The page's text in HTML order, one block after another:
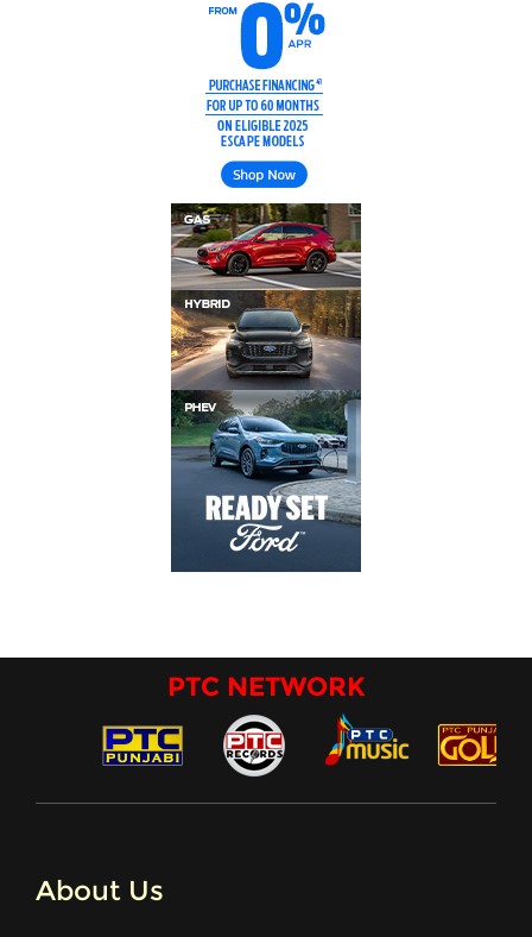
PTC NETWORK
About Us